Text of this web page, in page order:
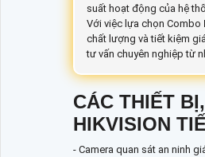
suất hoạt động của hệ
Với việc lựa chọn Combo
chất lượng và tiết kiệm
tư vấn chuyên nghiệp từ
CÁC THIẾT
HIKVISION
- Camera quan sát an ninh